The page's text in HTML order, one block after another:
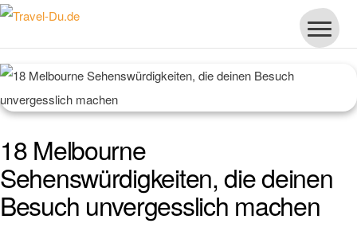
18 Melbourne
Sehenswürdigkeiten, die deinen
Besuch unvergesslich machen